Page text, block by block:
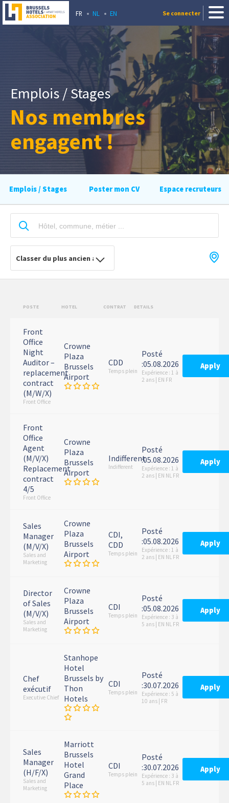
FR NL EN Se connecter
Emplois / Stages
Nos membres
engagent !
Emplois / Stages Poster mon CV Espace recruteurs
POSTE HOTEL CONTRAT DETAILS
Front
Office
Night
Auditor –
replacement
contract
(M/W/X)
Front Office
Crowne
Plaza
Brussels
Airport
CDD
Temps plein
Posté
:05.08.2026
Expérience : 1 à
2 ans | EN FR
Apply
Front
Office
Agent
(M/V/X)
Replacement
contract
4/5
Front Office
Crowne
Plaza
Brussels
Airport
Indifferent
Indifferent
Posté
:05.08.2026
Expérience : 1 à
2 ans | EN NL FR
Apply
Sales
Manager
(M/V/X)
Sales and
Marketing
Crowne
Plaza
Brussels
Airport
CDI,
CDD
Temps plein
Posté
:05.08.2026
Expérience : 1 à
2 ans | EN NL FR
Apply
Director
of Sales
(M/V/X)
Sales and
Marketing
Crowne
Plaza
Brussels
Airport
CDI
Temps plein
Posté
:05.08.2026
Expérience : 3 à
5 ans | EN NL FR
Apply
Chef
exécutif
Executive Chief
Stanhope
Hotel
Brussels by
Thon
Hotels
CDI
Temps plein
Posté
:30.07.2026
Expérience : 5 à
10 ans | FR
Apply
Sales
Manager
(H/F/X)
Sales and
Marketing
Marriott
Brussels
Hotel
Grand
Place
CDI
Temps plein
Posté
:30.07.2026
Expérience : 3 à
5 ans | EN NL FR
Apply